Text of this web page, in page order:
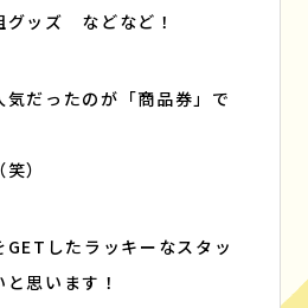
グッズ などなど！
だったのが「商品券」で
）
したラッキーなスタッ
思います！